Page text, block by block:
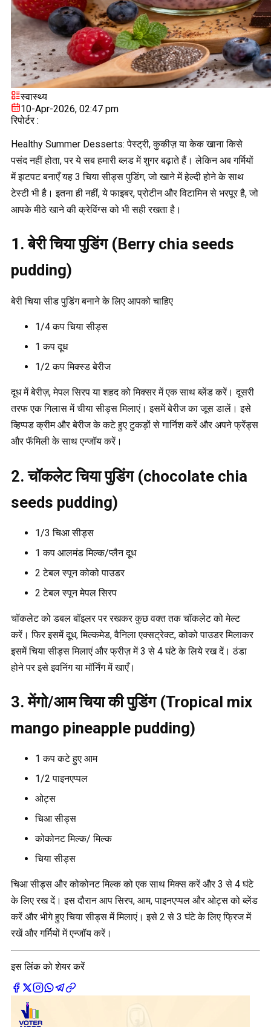
स्वास्थ्य
10-Apr-2026, 02:47 pm
रिपोर्टर :
Healthy Summer Desserts: पेस्ट्री, कुकीज़ या केक खाना किसे
पसंद नहीं होता, पर ये सब हमारी ब्लड में शुगर बढ़ाते हैं। लेकिन अब गर्मियों
में झटपट बनाएँ यह 3 चिया सीड्स पुडिंग, जो खाने में हेल्दी होने के साथ
टेस्टी भी है। इतना ही नहीं, ये फाइबर, प्रोटीन और विटामिन से भरपूर है, जो
आपके मीठे खाने की क्रेविंग्स को भी सही रखता है।
1. बेरी चिया पुडिंग (Berry chia seeds
pudding)
बेरी चिया सीड पुडिंग बनाने के लिए आपको चाहिए
1/4 कप चिया सीड्स
1 कप दूध
1/2 कप मिक्स्ड बेरीज
दूध में बेरीज़, मेपल सिरप या शहद को मिक्सर में एक साथ ब्लेंड करें। दूसरी
तरफ एक गिलास में चीया सीड्स मिलाएं। इसमें बेरीज का जूस डालें। इसे
व्हिप्पड क्रीम और बेरीज के कटे हुए टुकड़ों से गार्निश करें और अपने फ्रेंड्स
और फॅमिली के साथ एन्जॉय करें।
2. चॉकलेट चिया पुडिंग (chocolate chia
seeds pudding)
1/3 चिआ सीड्स
1 कप आलमंड मिल्क/प्लैन दूध
2 टेबल स्पून कोको पाउडर
2 टेबल स्पून मेपल सिरप
चॉकलेट को डबल बॉइलर पर रखकर कुछ वक्त तक चॉकलेट को मेल्ट
करें। फिर इसमें दूध, मिल्कमेड, वैनिला एक्सट्रेक्ट, कोको पाउडर मिलाकर
इसमें चिया सीड्स मिलाएं और फ्रीज़ में 3 से 4 घंटे के लिये रख दें। ठंडा
होने पर इसे इवनिंग या मॉर्निंग में खाएँ।
3. मेंगो/आम चिया की पुडिंग (Tropical mix
mango pineapple pudding)
1 कप कटे हुए आम
1/2 पाइनएप्पल
ओट्स
चिआ सीड्स
कोकोनट मिल्क/ मिल्क
चिया सीड्स
चिआ सीड्स और कोकोनट मिल्क को एक साथ मिक्स करें और 3 से 4 घंटे
के लिए रख दें। इस दौरान आप सिरप, आम, पाइनएप्पल और ओट्स को ब्लेंड
करें और भीगे हुए चिया सीड्स में मिलाएं। इसे 2 से 3 घंटे के लिए फ्रिज में
रखें और गर्मियों में एन्जॉय करें।
इस लिंक को शेयर करें